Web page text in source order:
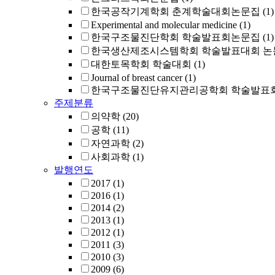
한국공작기계학회 춘계학술대회논문집 (1)
Experimental and molecular medicine (1)
한국구조물진단학회 학술발표회논문집 (1)
한국생산제조시스템학회 학술발표대회 논
대한토목학회 학술대회 (1)
Journal of breast cancer (1)
한국구조물진단유지관리공학회 학술발표
주제분류
의약학 (20)
공학 (11)
자연과학 (2)
사회과학 (1)
발행연도
2017 (1)
2016 (1)
2014 (2)
2013 (1)
2012 (1)
2011 (3)
2010 (3)
2009 (6)